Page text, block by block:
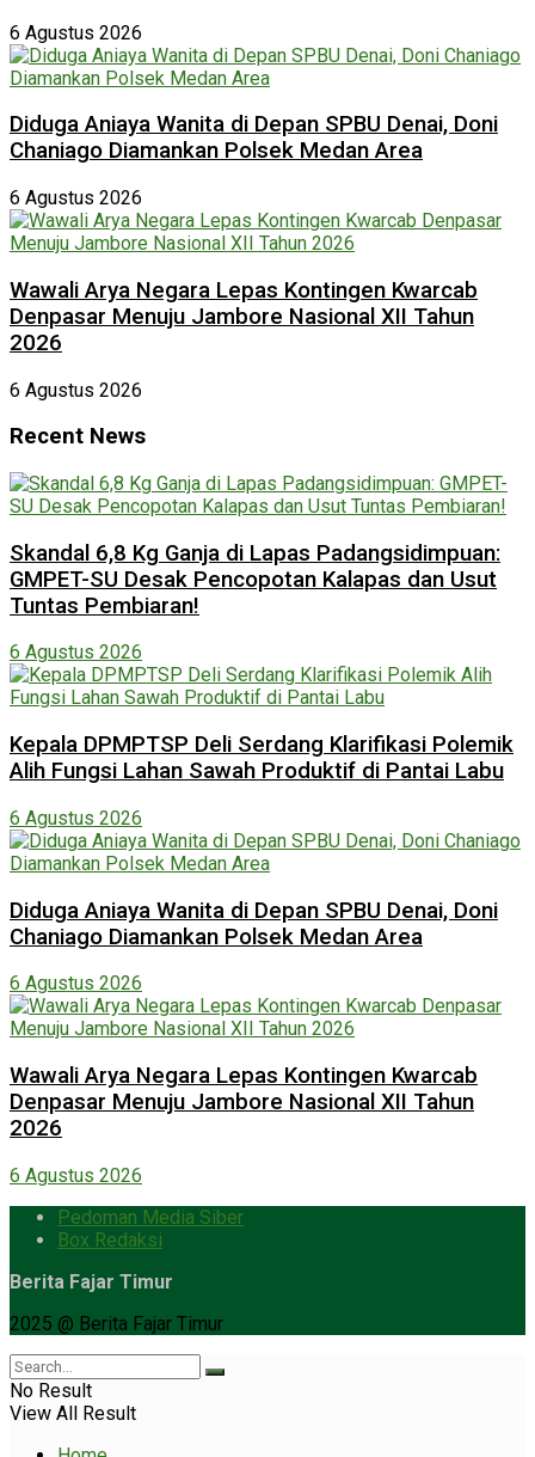
6 Agustus 2026
Diduga Aniaya Wanita di Depan SPBU Denai, Doni
Chaniago Diamankan Polsek Medan Area
6 Agustus 2026
Wawali Arya Negara Lepas Kontingen Kwarcab
Denpasar Menuju Jambore Nasional XII Tahun
2026
6 Agustus 2026
Recent News
Skandal 6,8 Kg Ganja di Lapas Padangsidimpuan:
GMPET-SU Desak Pencopotan Kalapas dan Usut
Tuntas Pembiaran!
6 Agustus 2026
Kepala DPMPTSP Deli Serdang Klarifikasi Polemik
Alih Fungsi Lahan Sawah Produktif di Pantai Labu
6 Agustus 2026
Diduga Aniaya Wanita di Depan SPBU Denai, Doni
Chaniago Diamankan Polsek Medan Area
6 Agustus 2026
Wawali Arya Negara Lepas Kontingen Kwarcab
Denpasar Menuju Jambore Nasional XII Tahun
2026
6 Agustus 2026
Pedoman Media Siber
Box Redaksi
Berita Fajar Timur
2025 @ Berita Fajar Timur
No Result
View All Result